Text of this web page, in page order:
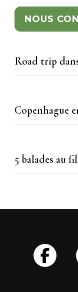
NOUS
Road trip
Copenhague
5 balades au